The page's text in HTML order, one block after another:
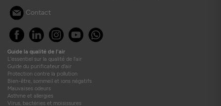
Contact
Guide la qualité de l'air
L'essentiel sur la qualité de l'air
Guide du purificateur d'air
Protection contre la pollution
Bien-être, sommeil et ions négatifs
Mauvaises odeurs
Asthme et allergies
Virus, bactéries et moisissures